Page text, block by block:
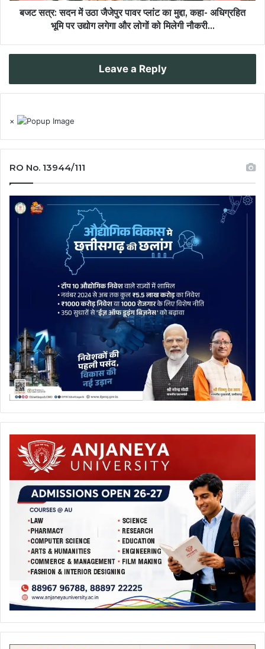
बजट सत्र: सदन में उठा जैजेपुर पावर प्लांट का मुद्दा, कहा- अधिग्रहित
भूमि पर उद्योग लगेगा और लोगों को मिलेगी नौकरी…
Leave a Reply
×
RO No. 13944/111